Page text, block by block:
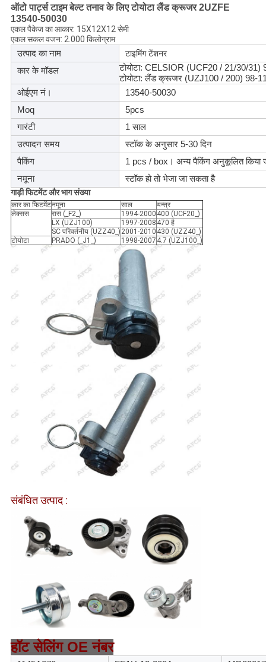
ऑटो पार्ट्स टाइम बेल्ट तनाव के लिए टोयोटा लैंड क्रूजर 2UZFE
13540-50030
एकल पैकेज का आकार: 15X12X12 सेमी
एकल सकल वजन: 2.000 किलोग्राम
उत्पाद का नाम टाइमिंग टेंशनर
कार के मॉडल
टोयोटा: CELSIOR (UCF20 / 21/30/31)
टोयोटा: लैंड क्रूजर (UZJ100 / 200) 98-
ओईएम नं।
13540-50030
Moq
5pcs
गारंटी
1 साल
उत्पादन समय
स्टॉक के अनुसार 5-30 दिन
पैकिंग
1 pcs / box। अन्य पैकिंग अनुकूलित किया
नमूना
स्टॉक हो तो भेजा जा सकता है
गाड़ीफिटमेंट और भाग संख्या
कार का फिटमेंटनमूना साल
यन्त्र
लेक्सस
रास (_F2_) 1994-2000 400 (UCF20_)
LX (UZJ100)
1997-2008 470 है
SC परिवर्तनीय (UZZ40_) 2001-2010 430 (UZZ40_)
टोयोटा
PRADO (_J1_) 1998-2007 4.7 (UZJ100_)
संबंधित उत्पाद :
हॉट सेलिंग OE नंबर